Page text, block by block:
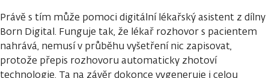
Právě s tím může pomoci digitální lékařský asistent z dílny
Born Digital. Funguje tak, že lékař rozhovor s pacientem
nahrává, nemusí v průběhu vyšetření nic zapisovat,
protože přepis rozhovoru automaticky zhotoví
technologie. Ta na závěr dokonce vygeneruje i celou